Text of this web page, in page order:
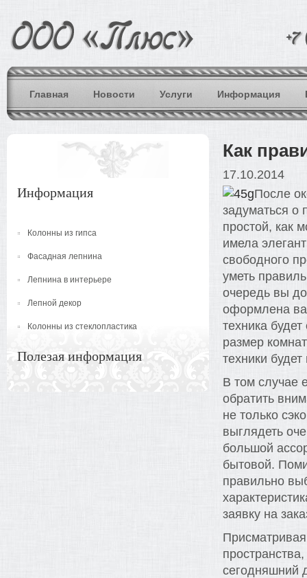
Главная Новости Услуги Информация
Информация
Колонны из гипса
Фасадная лепнина
Лепнина в интерьере
Лепной декор
Колонны из стеклопластика
Полезая информация
Как
17.10.2014
После
задуматься о
простой, как
имела
свободного
уметь
очередь вы
оформлена
техника
размер
техники
В том случае
обратить
не только
выглядеть
большой
бытовой.
правильно
заявку на
сегодняшний